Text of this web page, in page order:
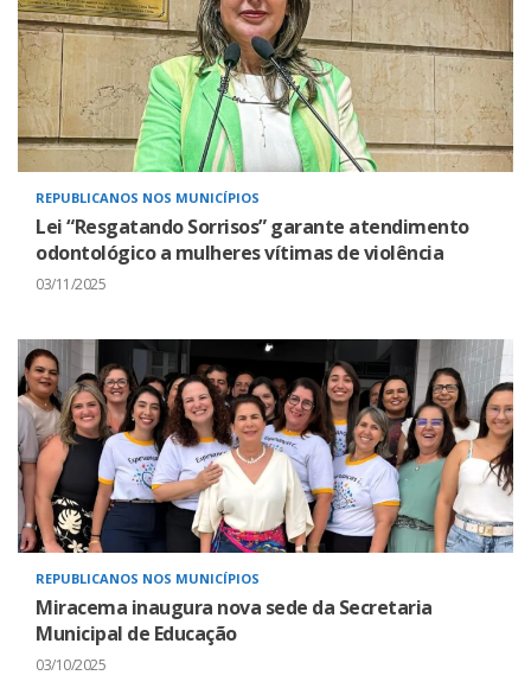
REPUBLICANOS NOS MUNICÍPIOS
Lei “Resgatando Sorrisos” garante atendimento
odontológico a mulheres vítimas de violência
03/11/2025
REPUBLICANOS NOS MUNICÍPIOS
Miracema inaugura nova sede da Secretaria
Municipal de Educação
03/10/2025